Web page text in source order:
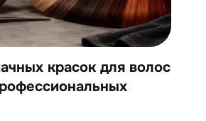
красок для волос